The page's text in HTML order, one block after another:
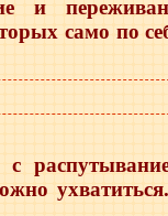
и
само по